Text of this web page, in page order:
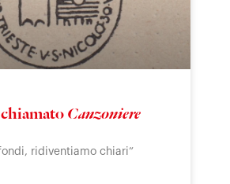
Canzoniere
ridiventiamo chiari”